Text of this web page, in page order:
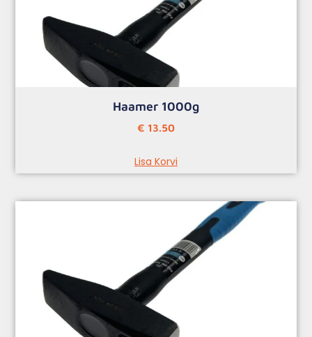
Haamer 1000g
€ 13.50
Lisa Korvi